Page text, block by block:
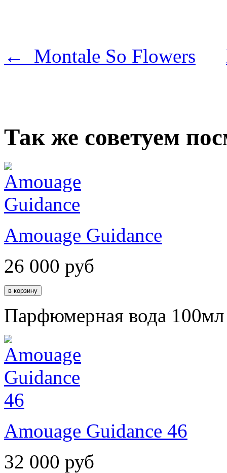
← Montale So Flowers
Так же советуем
Amouage Guidance
26 000 руб
Парфюмерная вода 100мл
Amouage Guidance 46
32 000 руб